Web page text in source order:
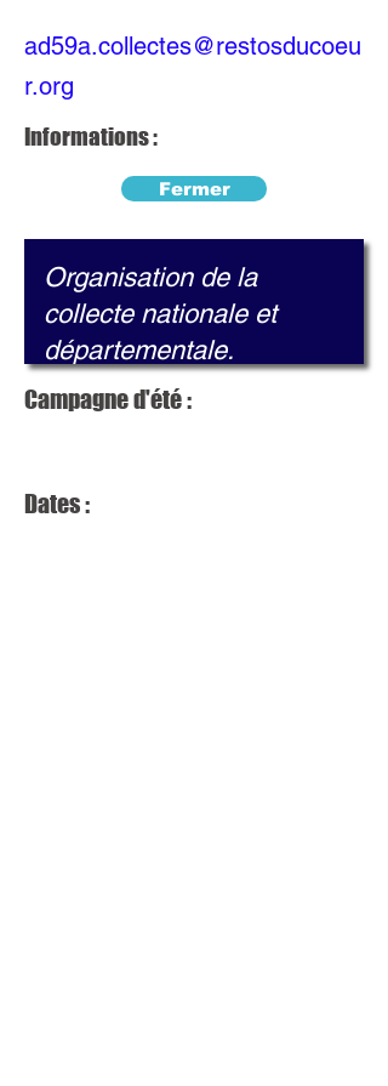
ad59a.collectes@restosducoeu
r.org
Informations :
Fermer
Campagne d'été :
Dates :